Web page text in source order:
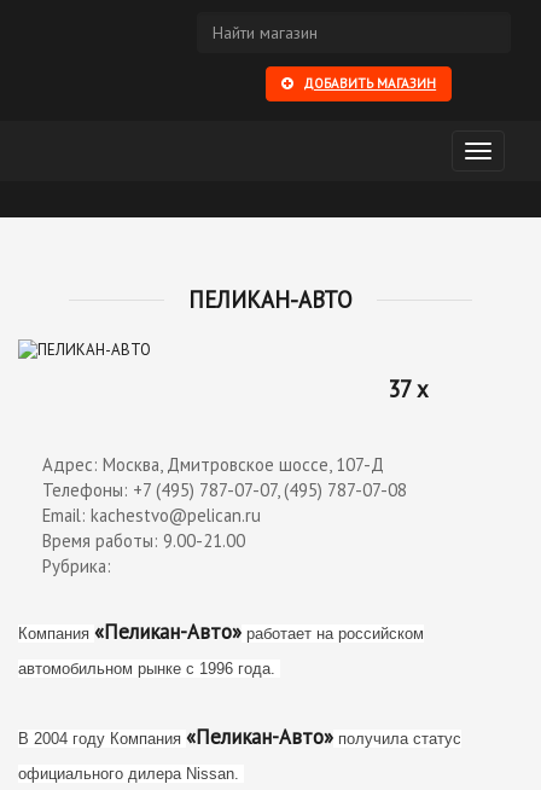
ДОБАВИТЬ МАГАЗИН
Открыть
ПЕЛИКАН-АВТО
37 x
Адрес: Москва, Дмитровское шоссе, 107-Д
Телефоны: +7 (495) 787-07-07, (495) 787-07-08
Email: kachestvo@pelican.ru
Время работы: 9.00-21.00
Рубрика:
Компания «Пеликан-Авто» работает на российском
автомобильном рынке с 1996 года.
В 2004 году Компания «Пеликан-Авто» получила статус
официального дилера Nissan.